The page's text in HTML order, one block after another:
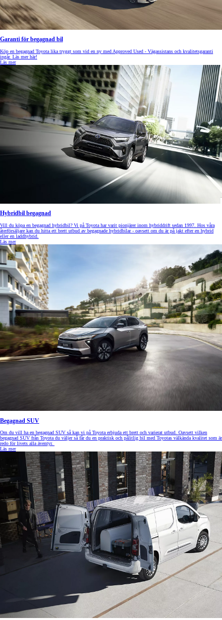
Garanti för begagnad bil
Köp en begagnad Toyota lika tryggt som vid en ny med Approved Used - Vägassistans och kvalitetsgaranti
ingår. Läs mer här!
Läs mer
Hybridbil begagnad
Vill du köpa en begagnad hybridbil? Vi på Toyota har varit pionjärer inom hybriddrift sedan 1997. Hos våra
återförsäljare kan du hitta ett brett utbud av begagnade hybridbilar - oavsett om du är på jakt efter en hybrid
eller en laddhybrid.
Läs mer
Begagnad SUV
Om du vill ha en begagnad SUV så kan vi på Toyota erbjuda ett brett och varierat utbud. Oavsett vilken
begagnad SUV från Toyota du väljer så får du en praktisk och pålitlig bil med Toyotas välkända kvalitet som är
redo för livets alla äventyr.
Läs mer